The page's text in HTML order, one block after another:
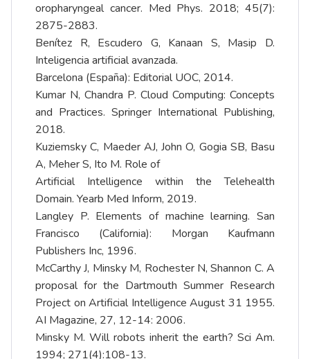
oropharyngeal cancer. Med Phys. 2018; 45(7):
2875-2883.
Benítez R, Escudero G, Kanaan S, Masip D.
Inteligencia artificial avanzada.
Barcelona (España): Editorial UOC, 2014.
Kumar N, Chandra P. Cloud Computing: Concepts
and Practices. Springer International Publishing,
2018.
Kuziemsky C, Maeder AJ, John O, Gogia SB, Basu
A, Meher S, Ito M. Role of
Artificial Intelligence within the Telehealth
Domain. Yearb Med Inform, 2019.
Langley P. Elements of machine learning. San
Francisco (California): Morgan Kaufmann
Publishers Inc, 1996.
McCarthy J, Minsky M, Rochester N, Shannon C. A
proposal for the Dartmouth Summer Research
Project on Artificial Intelligence August 31 1955.
AI Magazine, 27, 12-14: 2006.
Minsky M. Will robots inherit the earth? Sci Am.
1994; 271(4):108-13.